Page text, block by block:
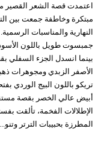
اعتمدت قصة الشعر القصير
مبتكرة وخاطفة جمعت بين
النهارية والمناسبات
جمبسوت طويل باللون
بينما انسدل الجزء السفلي
الأصفر الزبدي ومجوهرات
تريكو باللون البيج الوردي
أبيض عالي الخصر بقصة
الإطلالات الفخمة، تألقت
المطرزة بحبيبات الترتر وتنو...